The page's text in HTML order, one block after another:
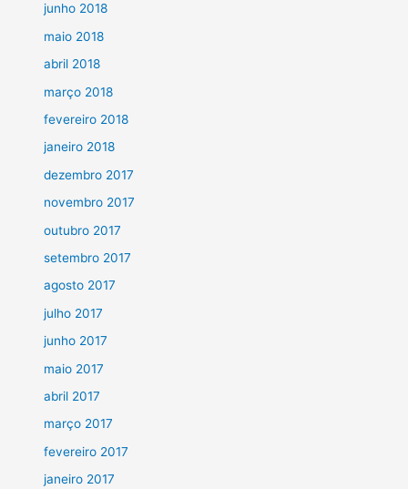
junho 2018
maio 2018
abril 2018
março 2018
fevereiro 2018
janeiro 2018
dezembro 2017
novembro 2017
outubro 2017
setembro 2017
agosto 2017
julho 2017
junho 2017
maio 2017
abril 2017
março 2017
fevereiro 2017
janeiro 2017